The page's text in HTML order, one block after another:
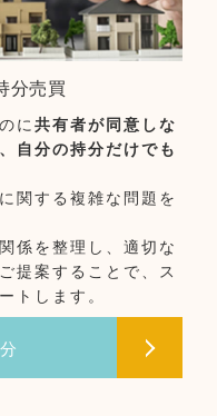
分売買
に共有者が同意しな
自分の持分だけでも
関する複雑な問題を
係を整理し、適切な
提案することで、ス
トします。